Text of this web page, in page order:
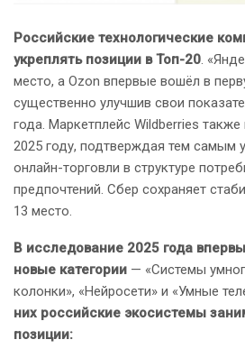
Российские технологические
укреплять позиции в Топ-20.
место, а Ozon впервые вошёл в
существенно улучшив свои
года. Маркетплейс Wildberries
2025 году, подтверждая тем самым
онлайн-торговли в структуре
предпочтений. Сбер сохраняет
13 место.
В исследование 2025 года
новые категории — «Системы
колонки», «Нейросети» и «Умные
них российские экосистемы
позиции: